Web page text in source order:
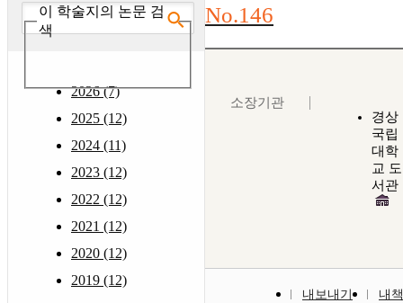
이 학술지의 논문 검
색
2026 (7)
2025 (12)
2024 (11)
2023 (12)
2022 (12)
2021 (12)
2020 (12)
2019 (12)
No.146
소장기관
경상
국립
대학
교 도
서관
내보내기 내